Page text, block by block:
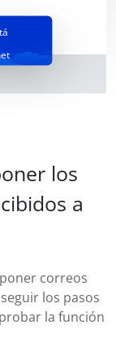
los
a
correos
los pasos
la función